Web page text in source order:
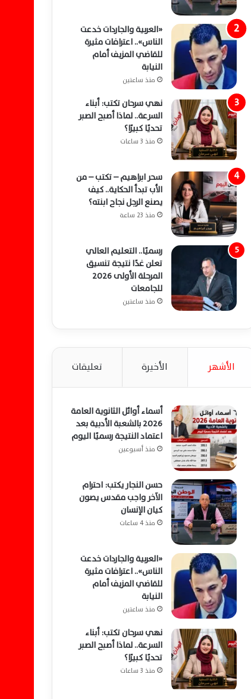
«العربية والجاردات خدعت
الناس».. اعترافات مثيرة
للقاضي المزيف أمام
النيابة
منذ ساعتين
نهي سرحان تكتب: أبناء
السرعة.. لماذا أصبح الصبر
تحديًا كبيرًا؟
منذ 3 ساعات
سحر ابراهيم – تكتب – من
الأب تبدأ الحكاية.. كيف
يصنع الرجل نجاح ابنته؟
منذ 23 ساعة
رسميًا.. التعليم العالي
تعلن غدًا نتيجة تنسيق
المرحلة الأولى 2026
للجامعات
منذ ساعتين
الأشهر الأخيرة تعليقات
أسماء أوائل الثانوية العامة
2026 بالشعبة الأدبية بعد
اعتماد النتيجة رسميًا اليوم
منذ أسبوعين
حسن النجار يكتب: احترام
الآخر واجب مقدس يصون
كيان الإنسان
منذ 4 ساعات
«العربية والجاردات خدعت
الناس».. اعترافات مثيرة
للقاضي المزيف أمام
النيابة
منذ ساعتين
نهي سرحان تكتب: أبناء
السرعة.. لماذا أصبح الصبر
تحديًا كبيرًا؟
منذ 3 ساعات